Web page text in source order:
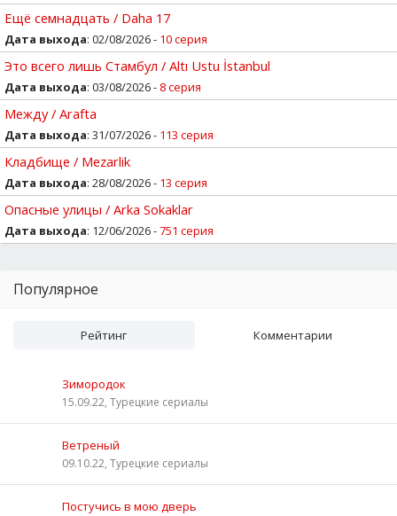
Ещё семнадцать / Daha 17
Дата выхода: 02/08/2026 - 10 серия
Это всего лишь Стамбул / Altı Ustu İstanbul
Дата выхода: 03/08/2026 - 8 серия
Между / Arafta
Дата выхода: 31/07/2026 - 113 серия
Кладбище / Mezarlik
Дата выхода: 28/08/2026 - 13 серия
Опасные улицы / Arka Sokaklar
Дата выхода: 12/06/2026 -751 серия
Популярное
Рейтинг Комментарии
Зимородок
15.09.22, Турецкие сериалы
Ветреный
09.10.22, Турецкие сериалы
Постучись в мою дверь